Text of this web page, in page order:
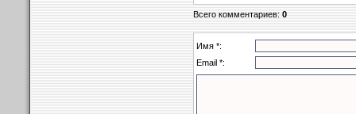
Всего комментариев:0
Имя *:
Email *: